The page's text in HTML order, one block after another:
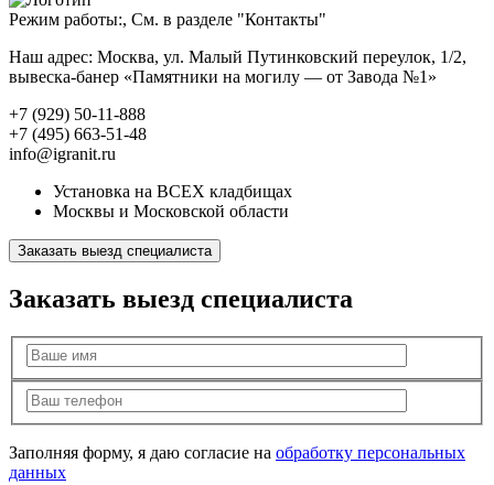
Режим работы:, См. в разделе "Контакты"
Наш адрес: Москва, ул. Малый Путинковский переулок, 1/2,
вывеска-банер «Памятники на могилу — от Завода №1»
+7 (929) 50-11-888
+7 (495) 663-51-48
info@igranit.ru
Установка на ВСЕХ кладбищах
Москвы и Московской области
Заказать выезд специалиста
Заказать выезд специалиста
Заполняя форму, я даю согласие на обработку персональных
данных